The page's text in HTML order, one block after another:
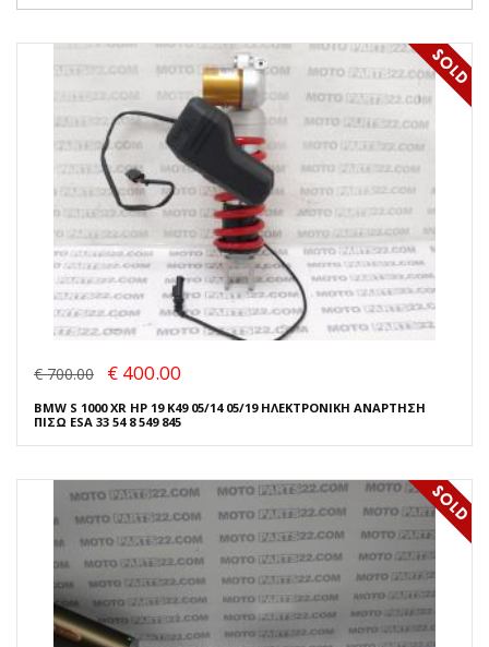
€ 700.00 € 400.00
BMW S 1000 XR HP 19 K49 05/14 05/19 ΗΛΕΚΤΡΟΝΙΚΗ ΑΝΑΡΤΗΣΗ
ΠΙΣΩ ESA 33 54 8 549 845